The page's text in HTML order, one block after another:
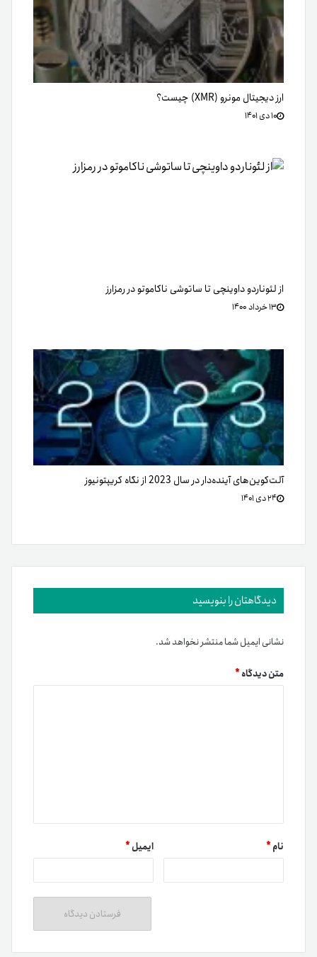
ارز دیجیتال مونرو (XMR)‌ چیست؟
۱۰ دی ۱۴۰۱
از لئوناردو داوینچی تا ساتوشی ناکاموتو در رمزارز
۱۳ خرداد ۱۴۰۰
آلت‌کوین‌های آینده‌دار در سال 2023 از نگاه کریپتونیوز
۲۴ دی ۱۴۰۱
دیدگاهتان را بنویسید
نشانی ایمیل شما منتشر نخواهد شد.
متن دیدگاه*
نام* ایمیل*